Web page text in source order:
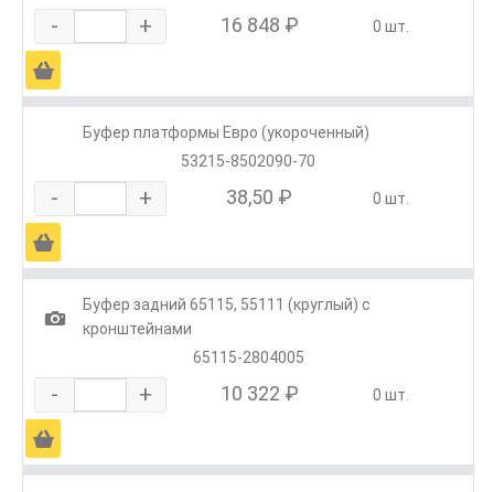
- + 16 848 ₽ 0 шт.
Ä
Буфер платформы Евро (укороченный)
53215-8502090-70
- + 38,50 ₽ 0 шт.
Ä
1
Буфер задний 65115, 55111 (круглый) с
кронштейнами
65115-2804005
- + 10 322 ₽ 0 шт.
Ä